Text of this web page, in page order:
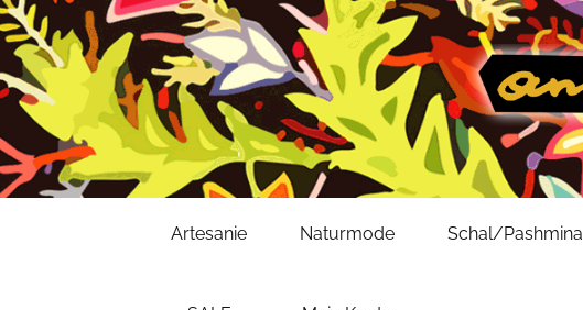
Artesanie Naturmode Schal/Pashmina